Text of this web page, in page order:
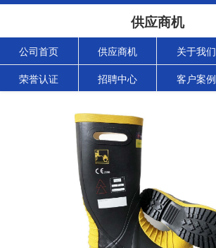
供应商机
公司首页 供应商机 关于我们
荣誉认证 招聘中心 客户案例